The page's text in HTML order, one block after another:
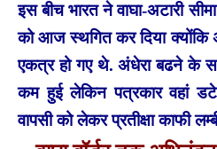
इस बीच भारत ने वाघा-अटारी
को आज स्थगित कर दिया क्योंकि
एकत्र हो गए थे. अंधेरा बढने के
कम हुई लेकिन पत्रकार वहां
वापसी को लेकर प्रतीक्षा काफी